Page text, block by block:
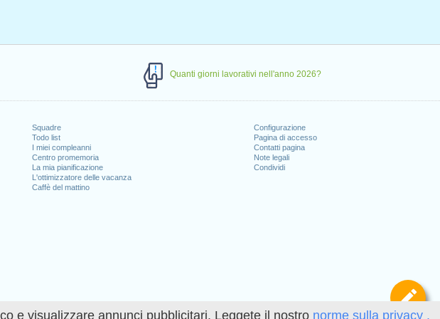
e visualizzare annunci pubblicitari. Leggete il nostro norme sulla privacy .
Quanti giorni lavorativi nell'anno 2026?
Squadre
Todo list
I miei compleanni
Centro promemoria
La mia pianificazione
L'ottimizzatore delle vacanza
Caffè del mattino
Configurazione
Pagina di accesso
Contatti pagina
Note legali
Condividi